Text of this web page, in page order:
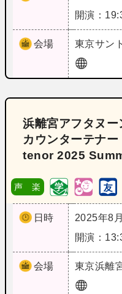
開演：
会場 東京サン
浜離宮アフタヌ
カウンターテナ
tenor 2025
声 楽
日時
2025年8
開演：
会場 東京浜離